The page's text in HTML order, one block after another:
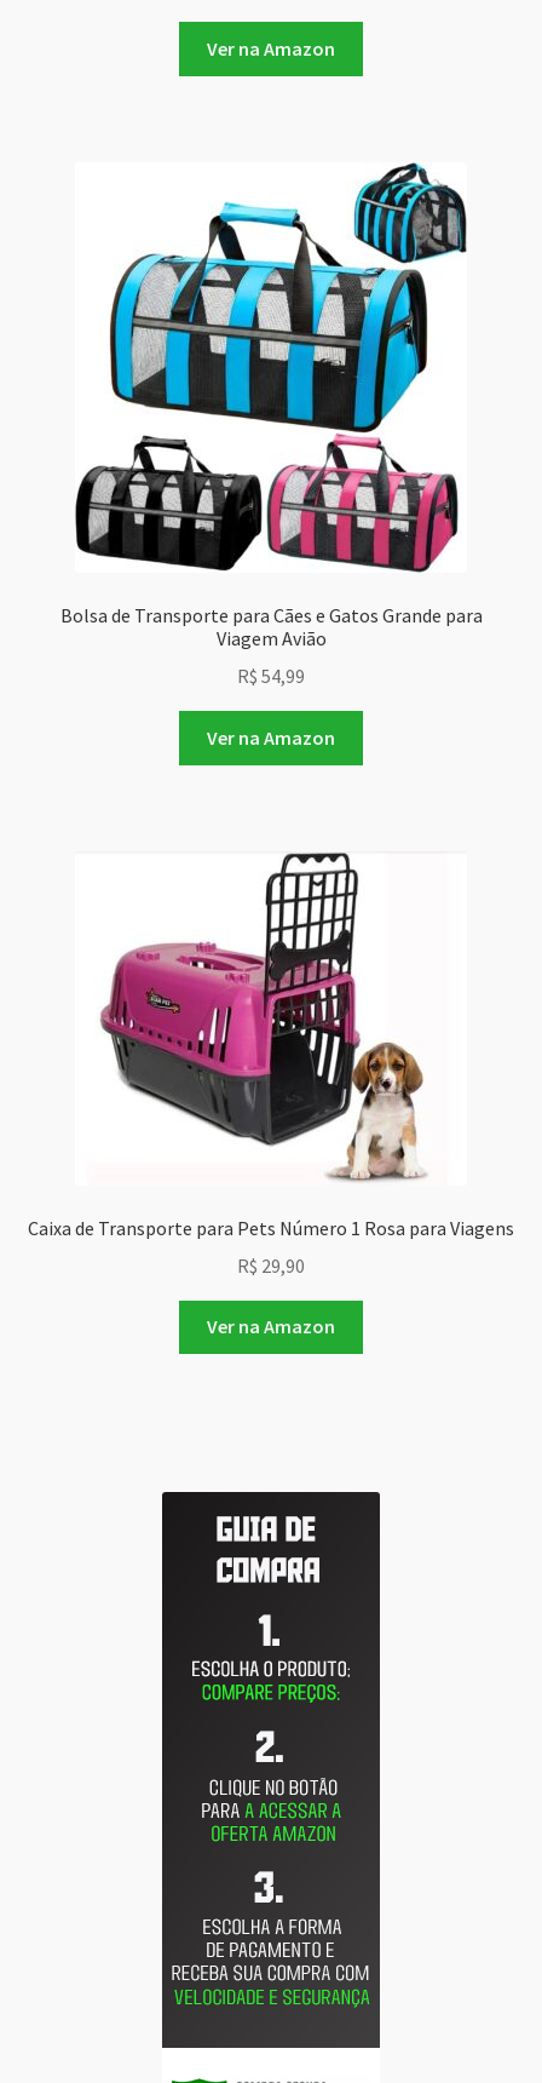
Ver na Amazon
Bolsa de Transporte para Cães e Gatos Grande para
Viagem Avião
R$ 54,99
Ver na Amazon
Caixa de Transporte para Pets Número 1 Rosa para Viagens
R$ 29,90
Ver na Amazon